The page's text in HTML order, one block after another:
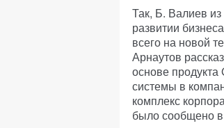
Так, Б. Валиев
развитии
всего на новой
Арнаутов
основе
системы в
комплекс
было сообщено